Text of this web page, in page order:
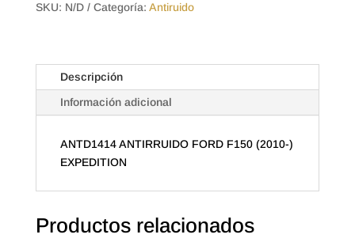
(2010-)
SKU: N/D Categoría: Antiruido
Descripción
Información adicional
ANTD1414 ANTIRRUIDO FORD F150 (2010-)
EXPEDITION
Productos relacionados